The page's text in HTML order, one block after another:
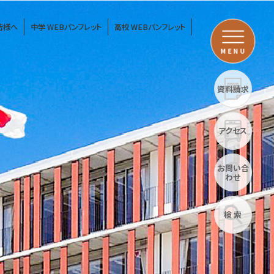
様へ 中学 WEBパンフレット 高校 WEBパンフレット
MENU
資料請求
アクセス
お問い合
わせ
検 索